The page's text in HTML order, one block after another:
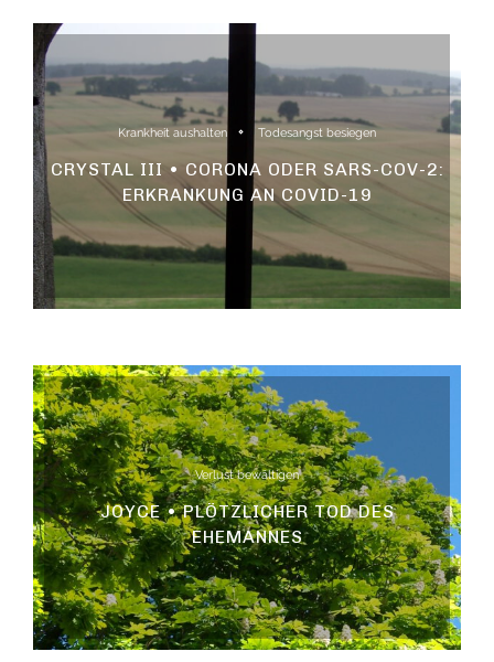
Krankheit aushalten Todesangst besiegen
CRYSTAL III • CORONA ODER SARS-COV-2:
ERKRANKUNG AN COVID-19
Verlust bewältigen
JOYCE • PLÖTZLICHER TOD DES
EHEMANNES